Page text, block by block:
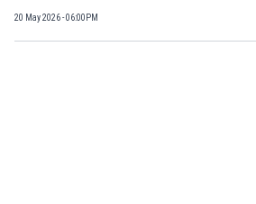
20 May 2026 - 06:00PM